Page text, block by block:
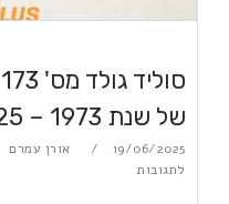
של שנת 1973 – 19/6/25
19/06/2025 אורן עמרם
לתגובות